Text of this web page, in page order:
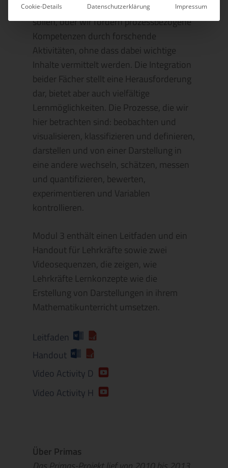
nachgemacht und beherrscht werden
sollen, oder wir fördern prozessbezogene
Kompetenzen durch forschende
Aktivitäten, ohne dass dabei wichtige
Inhalte vermittelt werden. Die Integration
beider Fächer stellt eine Herausforderung
dar, bietet aber auch vielfältige
Lernmöglichkeiten. Die Prozesse, die wir
hier betrachten sind: beobachten und
visualisieren, klassifizieren und definieren,
darstellen und von einer Darstellung in
eine andere wechseln, schätzen, messen
und quantifizieren, bewerten,
experimentieren und Variablen
kontrollieren.
Modul 3 enthält einen Leitfaden und ein
Handout für Lehrkräfte sowie zwei
Videosequenzen, die zeigen, wie
Lehrkräfte Lernkonzepte wie die
Erstellung von Darstellungen in ihrem
Mathematikunterricht umsetzen.
Leitfaden
Handout
Video Activity D
Video Activity H
Über Primas
Cookie-Details Datenschutzerklärung Impressum